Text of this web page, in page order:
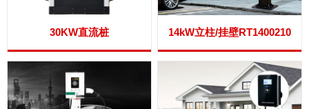
30KW直流桩 14kW立柱/挂壁RT1400210